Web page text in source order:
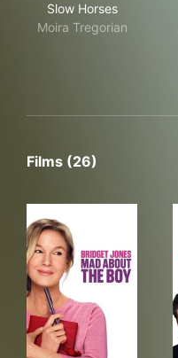
Slow Horses
Moira Tregorian
Films (26)